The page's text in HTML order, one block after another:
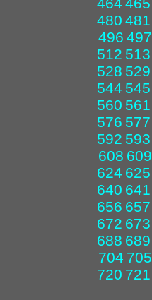
480 481
496 497
512 513
528 529
544 545
560 561
576 577
592 593
608 609
624 625
640 641
656 657
672 673
688 689
704 705
720 721